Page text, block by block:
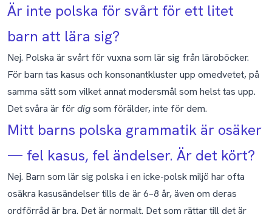
Är inte polska för svårt för ett litet
barn att lära sig?
Nej. Polska är svårt för vuxna som lär sig från läroböcker.
För barn tas kasus och konsonantkluster upp omedvetet, på
samma sätt som vilket annat modersmål som helst tas upp.
Det svåra är fördigsom förälder, inte för dem.
Mitt barns polska grammatik är osäker
— fel kasus, fel ändelser. Är det kört?
Nej. Barn som lär sig polska i en icke-polsk miljö har ofta
osäkra kasusändelser tills de är 6–8 år, även om deras
ordförråd är bra. Det är normalt. Det som rättar till det är